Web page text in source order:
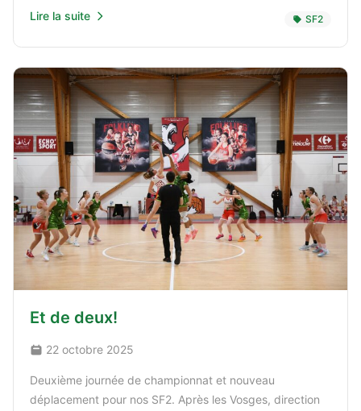
Lire la suite SF2
Et de deux!
22 octobre 2025
Deuxième journée de championnat et nouveau
déplacement pour nos SF2. Après les Vosges, direction